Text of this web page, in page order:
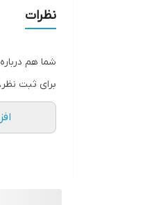
• 50میل
نظرات
شما هم
برای ثبت